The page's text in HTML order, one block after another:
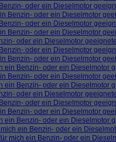
oder ein Dieselmotor
Benzin- oder ein Dieselmotor
oder ein Dieselmotor
Benzin- oder ein Dieselmotor
oder ein Dieselmotor
oder ein Dieselmotor
Benzin- oder ein Dieselmotor
ein Benzin- oder ein Dieselmotor
Benzin- oder ein Dieselmotor
ein Benzin- oder ein Dieselmotor
oder ein Dieselmotor
oder ein Dieselmotor
Benzin- oder ein Dieselmotor
ein Benzin- oder ein Dieselmotor
mich ein Benzin- oder ein
mich ein Benzin- oder ein